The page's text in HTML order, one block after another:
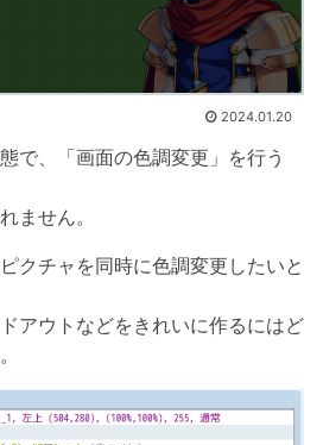
2024.01.20
で、「画面の色調変更」を行う
ません。
クチャを同時に色調変更したいと
アウトなどをきれいに作るにはど